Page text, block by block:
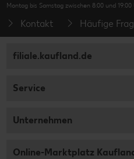
Montag bis Samstag zwischen 8:00 und
Kontakt Häufige
filiale.kaufland.de
Service
Unternehmen
Online-Marktplatz